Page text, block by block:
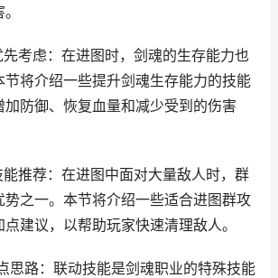
考虑：在进图时，剑魂的生存能力也
节将介绍一些提升剑魂生存能力的技能
防御、恢复血量和减少受到的伤害
推荐：在进图中面对大量敌人时，群
势之一。本节将介绍一些适合进图群攻
建议，以帮助玩家快速清理敌人。
思路：联动技能是剑魂职业的特殊技能